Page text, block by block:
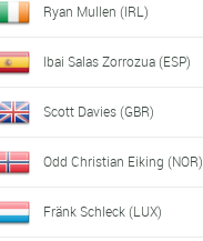
Ryan Mullen (IRL)
Ibai Salas Zorrozua (ESP)
Scott Davies (GBR)
Odd Christian Eiking (NOR)
Fränk Schleck (LUX)